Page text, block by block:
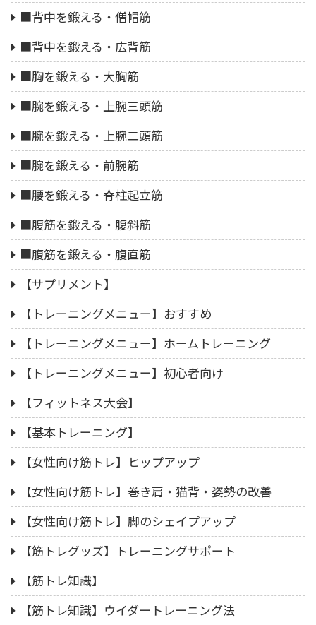
■背中を鍛える・僧帽筋
■背中を鍛える・広背筋
■胸を鍛える・大胸筋
■腕を鍛える・上腕三頭筋
■腕を鍛える・上腕二頭筋
■腕を鍛える・前腕筋
■腰を鍛える・脊柱起立筋
■腹筋を鍛える・腹斜筋
■腹筋を鍛える・腹直筋
【サプリメント】
【トレーニングメニュー】おすすめ
【トレーニングメニュー】ホームトレーニング
【トレーニングメニュー】初心者向け
【フィットネス大会】
【基本トレーニング】
【女性向け筋トレ】ヒップアップ
【女性向け筋トレ】巻き肩・猫背・姿勢の改善
【女性向け筋トレ】脚のシェイプアップ
【筋トレグッズ】トレーニングサポート
【筋トレ知識】
【筋トレ知識】ウイダートレーニング法